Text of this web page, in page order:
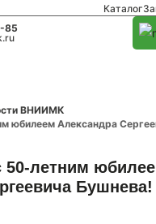
Каталог
85
ВНИИМК
юбилеем Александра
50-летним
Бушнева!